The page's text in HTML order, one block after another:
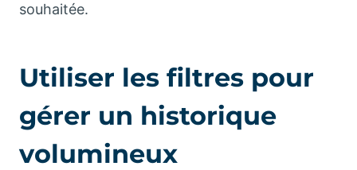
souhaitée.
Utiliser les filtres pour
gérer un historique
volumineux